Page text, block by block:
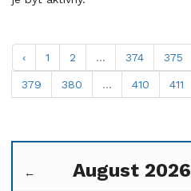
‹ 1 2 ... 374 375
379 380 ... 410 411
← August 2026